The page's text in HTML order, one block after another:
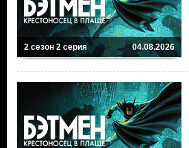
2 сезон 2 серия 04.08.2026